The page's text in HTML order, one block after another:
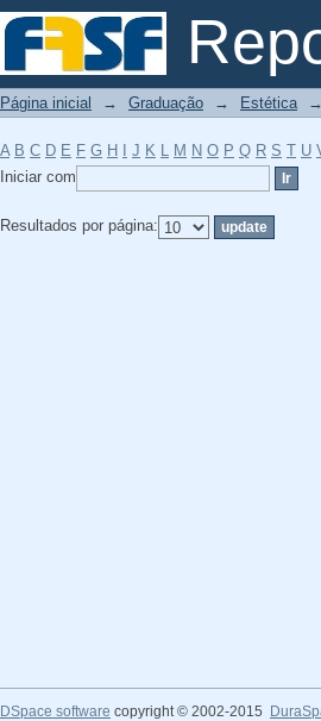
Filtrador por: Assunto
Página inicial → Graduação → Estética →
A B C D E F G H J K L M N O P Q R S T U
Iniciar com
Resultados por página:
DSpace software copyright © 2002-2015